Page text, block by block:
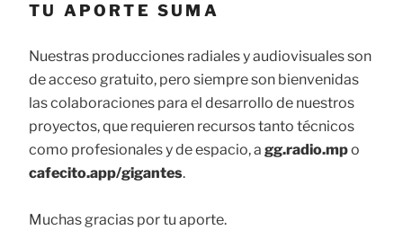
TU APORTE SUMA
Nuestras producciones radiales y audiovisuales son
de acceso gratuito, pero siempre son bienvenidas
las colaboraciones para el desarrollo de nuestros
proyectos, que requieren recursos tanto técnicos
como profesionales y de espacio, a gg.radio.mpo
cafecito.app/gigantes.
Muchas gracias por tu aporte.